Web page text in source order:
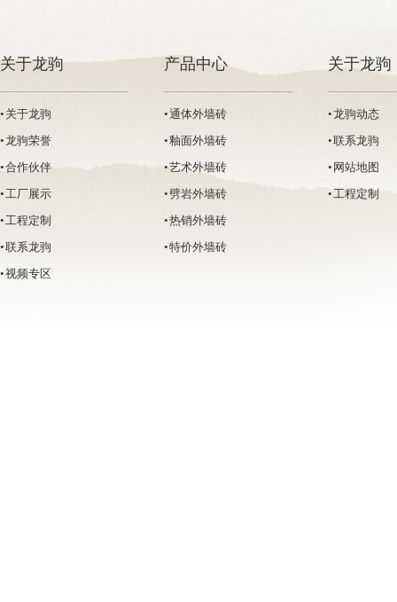
关于龙驹
• 关于龙驹
• 龙驹荣誉
• 合作伙伴
• 工厂展示
• 工程定制
• 联系龙驹
• 视频专区
产品中心
• 通体外墙砖
• 釉面外墙砖
• 艺术外墙砖
• 劈岩外墙砖
• 热销外墙砖
• 特价外墙砖
关于龙驹
• 龙驹动态
• 联系龙驹
• 网站地图
• 工程定制